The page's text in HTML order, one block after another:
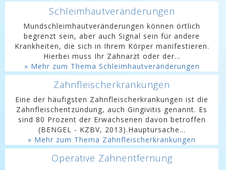
Schleimhautveränderungen
Mundschleimhautveränderungen können örtlich
begrenzt sein, aber auch Signal sein für andere
Krankheiten, die sich in Ihrem Körper manifestieren.
Hierbei muss Ihr Zahnarzt oder der...
» Mehr zum Thema Schleimhautveränderungen
Zahnfleischerkrankungen
Eine der häufigsten Zahnfleischerkrankungen ist die
Zahnfleischentzündung, auch Gingivitis genannt. Es
sind 80 Prozent der Erwachsenen davon betroffen
(BENGEL - KZBV, 2013).Hauptursache...
» Mehr zum Thema Zahnfleischerkrankungen
Operative Zahnentfernung